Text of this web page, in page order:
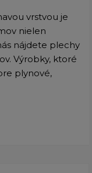
vrstvou je
nielen
nájdete plechy
Výrobky, ktoré
plynové,